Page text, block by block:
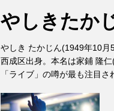
やしきたか
やしき たかじん(1949年10月
西成区出身。本名は家鋪 隆
「ライブ」の噂が最も注目さ